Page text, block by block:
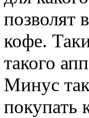
позволят
кофе.
такого
Минус
покупать